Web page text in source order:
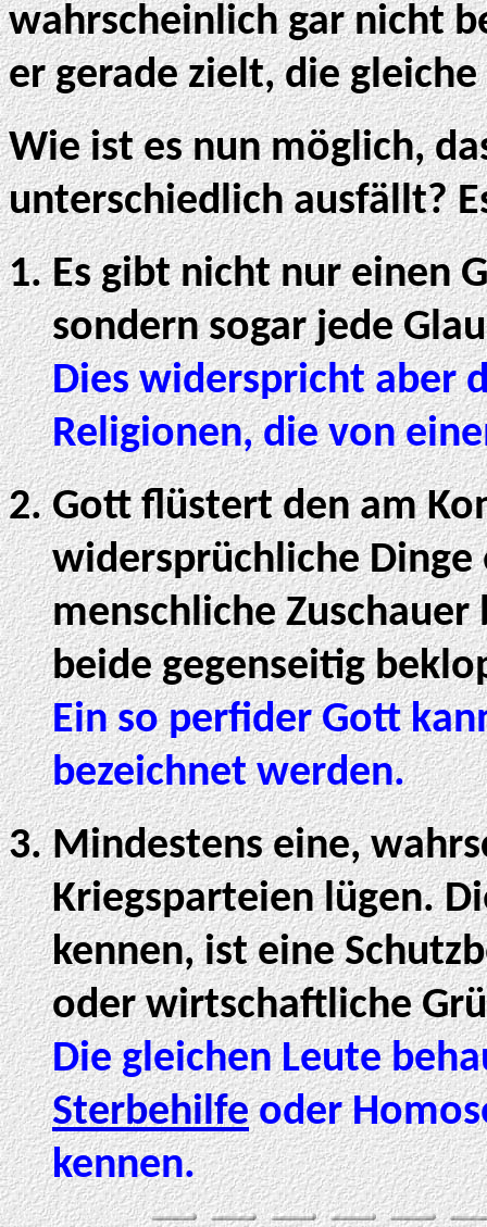
wahrscheinlich gar nicht
er gerade zielt, die
Wie ist es nun möglich,
unterschiedlich ausfällt?
Es gibt nicht nur einen
sondern sogar jede
Dies widerspricht aber
Religionen, die von
Gott flüstert den am
widersprüchliche
menschliche
beide gegenseitig
Ein so perfider Gott
bezeichnet werden.
Mindestens eine,
Kriegsparteien lügen.
kennen, ist eine
oder wirtschaftliche
Die gleichen Leute
Sterbehilfeoder
kennen.